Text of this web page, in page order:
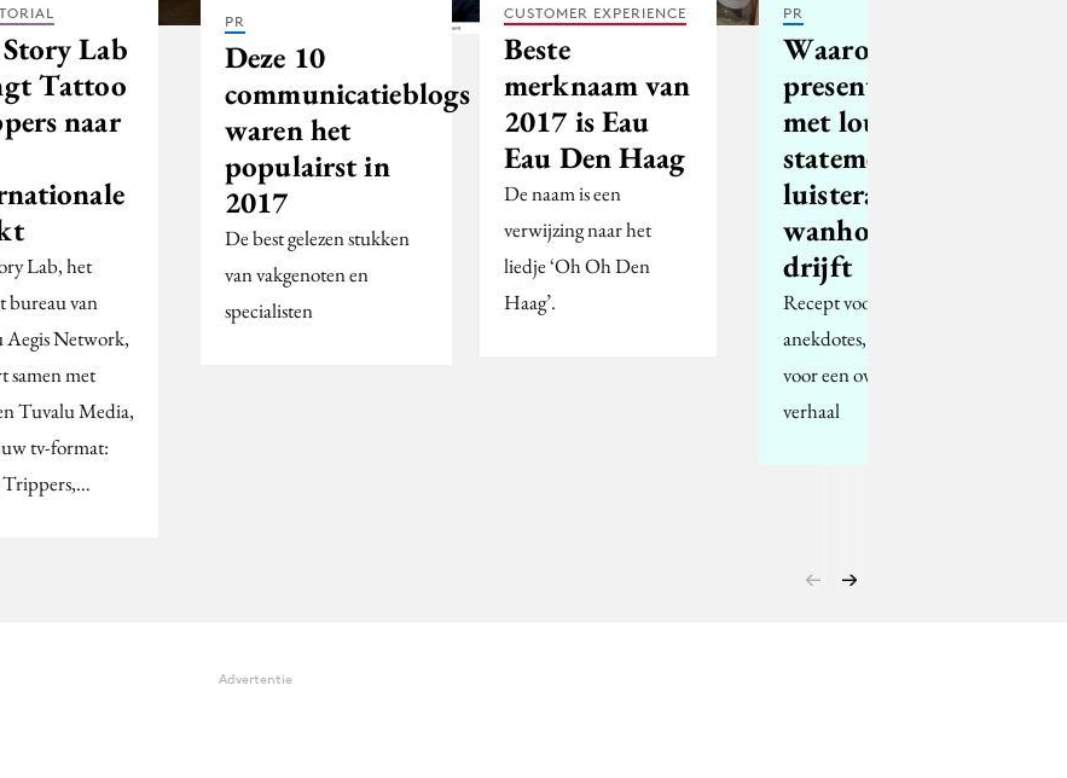
Lab
Tattoo
naar
Lab, het
bureau van
Aegis Network,
samen met
Tuvalu Media,
tv-format:
PR
Deze 10
communicatieblogs
waren het
populairst in
2017
De best gelezen stukken
van vakgenoten en
specialisten
CUSTOMER EXPERIENCE
Beste
merknaam van
2017 is Eau
Eau Den Haag
De naam is een
verwijzing naar het
liedje ‘Oh Oh Den
Haag’.
PR
Waarom een
presentatie
met louter
statements de
luisteraar tot
wanhoop
drijft
Recept voor levendige
anekdotes, die zorgen
voor een overtuigend
verhaal
Advertentie